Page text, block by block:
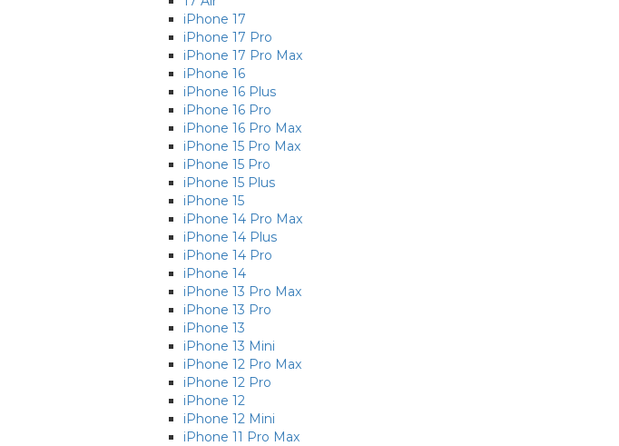
iPhone 17
iPhone 17 Pro
iPhone 17 Pro Max
iPhone 16
iPhone 16 Plus
iPhone 16 Pro
iPhone 16 Pro Max
iPhone 15 Pro Max
iPhone 15 Pro
iPhone 15 Plus
iPhone 15
iPhone 14 Pro Max
iPhone 14 Plus
iPhone 14 Pro
iPhone 14
iPhone 13 Pro Max
iPhone 13 Pro
iPhone 13
iPhone 13 Mini
iPhone 12 Pro Max
iPhone 12 Pro
iPhone 12
iPhone 12 Mini
iPhone 11 Pro Max